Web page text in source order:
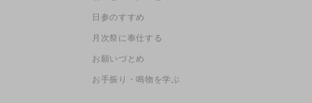
日参のすすめ
月次祭に奉仕する
お願いづとめ
お手振り・鳴物を学ぶ